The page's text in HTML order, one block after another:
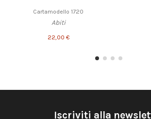
Cartamodello 1720
Abiti
22,00 €
Iscriviti alla